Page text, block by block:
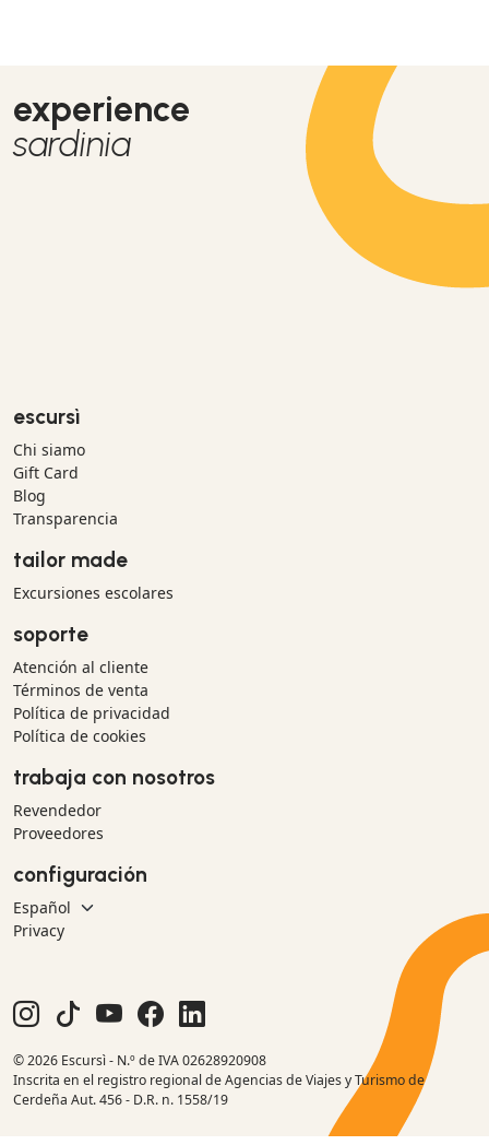
experience
sardinia
escursì
Chi siamo
Gift Card
Blog
Transparencia
tailor made
Excursiones escolares
soporte
Atención al cliente
Términos de venta
Política de privacidad
Política de cookies
trabaja con nosotros
Revendedor
Proveedores
configuración
Privacy
© 2026 Escursì - N.º de IVA 02628920908
Inscrita en el registro regional de Agencias de Viajes y Turismo de
Cerdeña Aut. 456 - D.R. n. 1558/19